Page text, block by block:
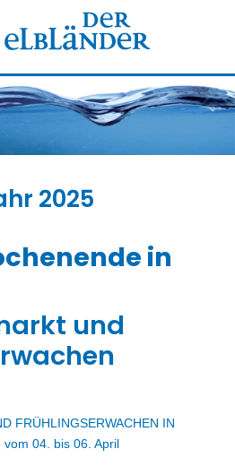
2025
in
und
FRÜHLINGSERWACHEN IN
vom 04. bis 06. April